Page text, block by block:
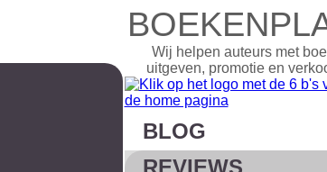
Wij helpen auteurs met
uitgeven, promotie en
BLOG
REVIEWS